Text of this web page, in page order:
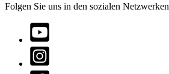
Folgen Sie uns in den sozialen Netzwerken